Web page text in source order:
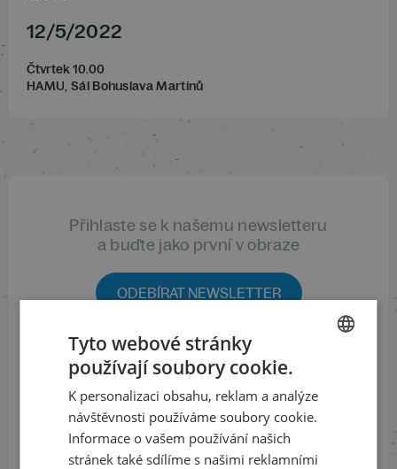
12/5/2022
Čtvrtek 10.00
HAMU, Sál Bohuslava Martinů
Přihlaste se k našemu newsletteru
a buďte jako první v obraze
ODEBÍRAT NEWSLETTER
Sledujte nás na sociálních sítích
LinkedInflickr
ENGLISH
Tyto webové stránky
používají soubory cookie.
K personalizaci obsahu, reklam a analýze
návštěvnosti používáme soubory cookie.
Informace o vašem používání našich
stránek také sdílíme s našimi reklamními